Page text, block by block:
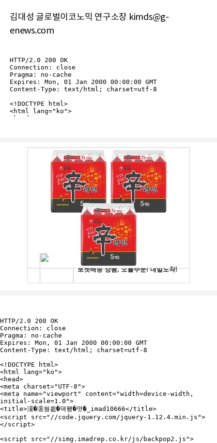
김대성 글로벌이코노믹 연구소장 kimds@g-
enews.com